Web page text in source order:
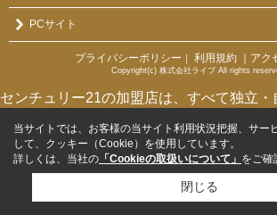
PCサイト
プライバシーポリシー ｜ 利用規約 ｜アク
Copyright(c) 株式会社ライブ All rights
センチュリー21の加盟店は、すべて独立・
当サイトでは、お客様の当サイト利用状況把握、サー
して、クッキー（Cookie）を使用しています。
詳しくは、当社の 「Cookieの取扱いについて」 をご確
閉じる